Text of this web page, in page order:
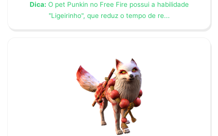
Dica: O pet Punkin no Free Fire possui a habilidade
"Ligeirinho", que reduz o tempo de re...